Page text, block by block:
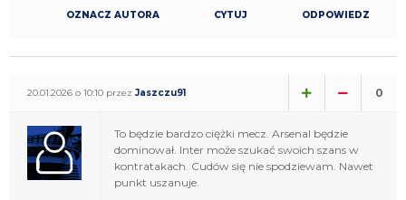
OZNACZ AUTORA CYTUJ ODPOWIEDZ
20.01.2026 o 10:10 przez Jaszczu91 0
To będzie bardzo ciężki mecz. Arsenal będzie
dominował. Inter może szukać swoich szans w
kontratakach. Cudów się nie spodziewam. Nawet
punkt uszanuje.